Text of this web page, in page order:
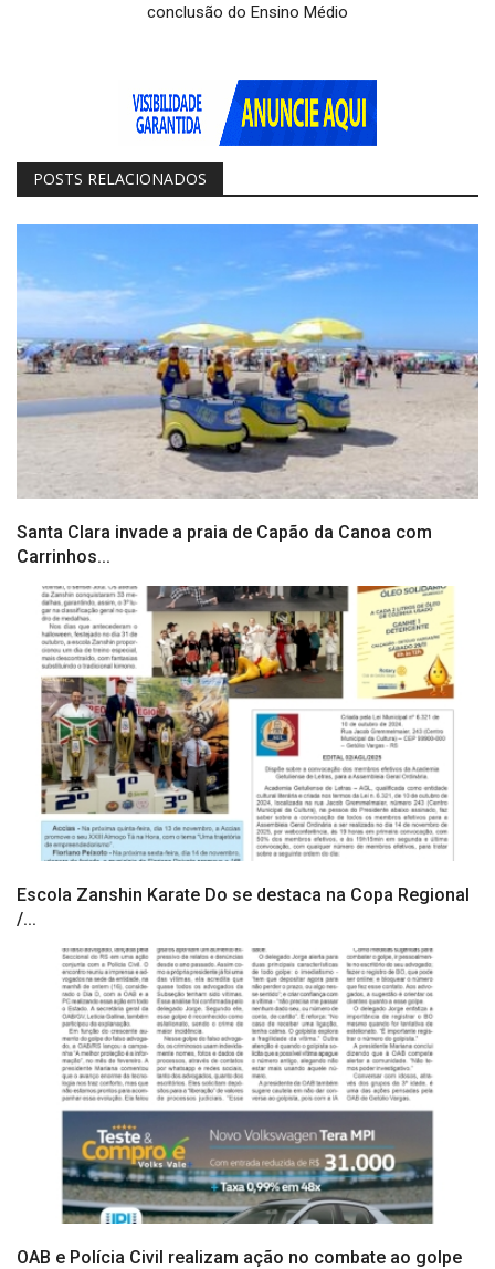
conclusão do Ensino Médio
POSTS RELACIONADOS
Santa Clara invade a praia de Capão da Canoa com
Carrinhos...
Escola Zanshin Karate Do se destaca na Copa Regional
/...
OAB e Polícia Civil realizam ação no combate ao golpe